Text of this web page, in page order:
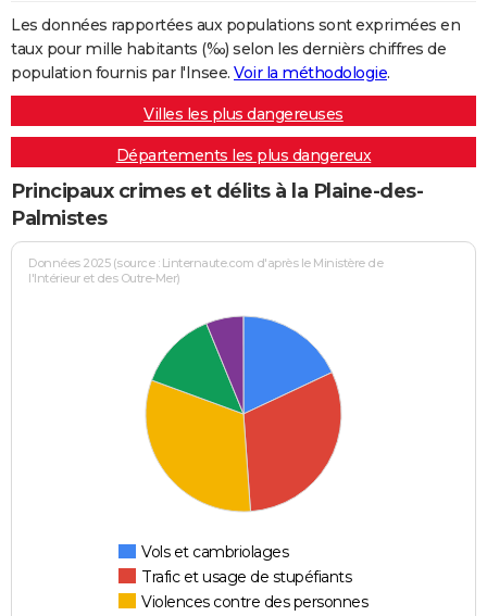
Les données rapportées aux populations sont exprimées en
taux pour mille habitants (‰) selon les dernièrs chiffres de
population fournis par l'Insee. Voir la méthodologie.
Villes les plus dangereuses
Départements les plus dangereux
Principaux crimes et délits à la Plaine-des-
Palmistes
Données 2025 (source : Linternaute.com d'après le Ministère de
l'Intérieur et des Outre-Mer)
Vols et cambriolages
Trafic et usage de stupéfiants
Violences contre des personnes